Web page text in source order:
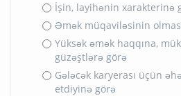
İşin, layihənin xarakterinə
Əmək müqaviləsinin
Yüksək əmək haqqına,
güzəştlərə görə
Gələcək karyerası üçün
etdiyinə görə